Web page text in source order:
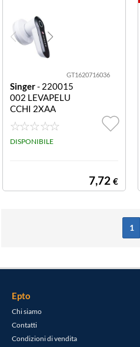
GT1620716036
Singer- 220015
002 LEVAPELU
CCHI 2XAA
DISPONIBILE
7,72 €
1
Epto
Chi siamo
Contatti
Condizioni di vendita